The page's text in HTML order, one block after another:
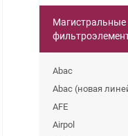
Магистральные
Abac
Abac (новая
AFE
Airpol